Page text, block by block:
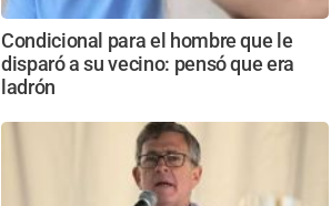
Condicional para el hombre que le
disparó a su vecino: pensó que era
ladrón